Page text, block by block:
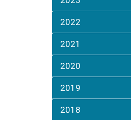
2022
2021
2020
2019
2018